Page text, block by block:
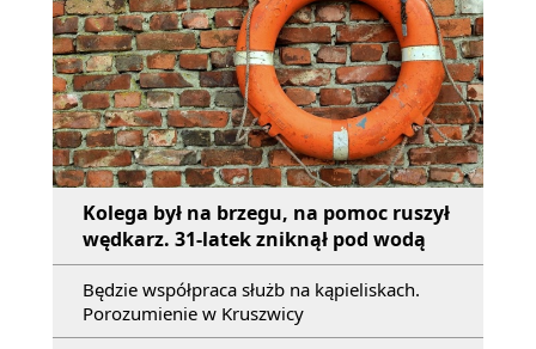
Kolega był na brzegu, na pomoc ruszył
wędkarz. 31-latek zniknął pod wodą
Będzie współpraca służb na kąpieliskach.
Porozumienie w Kruszwicy